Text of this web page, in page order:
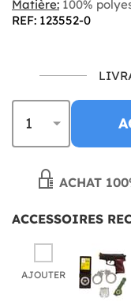
Matière: 100%
REF: 123552-0
ACHAT
ACCESSOIRES
AJOUTER